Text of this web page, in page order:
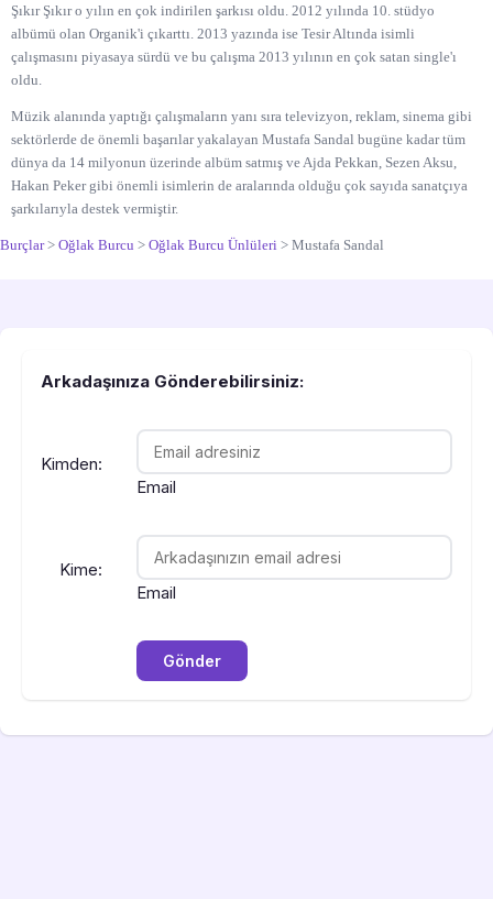
Şıkır Şıkır o yılın en çok indirilen şarkısı oldu. 2012 yılında 10. stüdyo
albümü olan Organik'i çıkarttı. 2013 yazında ise Tesir Altında isimli
çalışmasını piyasaya sürdü ve bu çalışma 2013 yılının en çok satan single'ı
oldu.
Müzik alanında yaptığı çalışmaların yanı sıra televizyon, reklam, sinema gibi
sektörlerde de önemli başarılar yakalayan Mustafa Sandal bugüne kadar tüm
dünya da 14 milyonun üzerinde albüm satmış ve Ajda Pekkan, Sezen Aksu,
Hakan Peker gibi önemli isimlerin de aralarında olduğu çok sayıda sanatçıya
şarkılarıyla destek vermiştir.
Burçlar > Oğlak Burcu > Oğlak Burcu Ünlüleri > Mustafa Sandal
Arkadaşınıza Gönderebilirsiniz:
Kimden:
Email
Kime:
Email